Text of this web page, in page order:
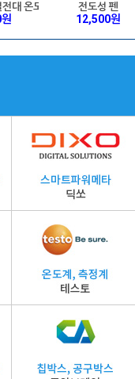
(E) STM32F4 Core
44,814원